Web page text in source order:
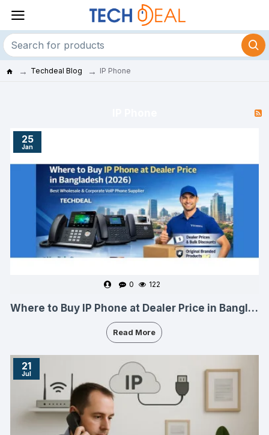
Techdeal Blog IP Phone
25
Jan
0 122
Where to Buy IP Phone at Dealer Price in Bangladesh 2026
Read More
21
Jul